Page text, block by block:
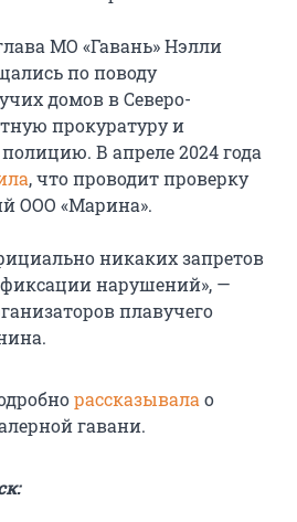
МО «Гавань» Нэлли
по поводу
домов в Северо-
прокуратуру и
В апреле 2024 года
, что проводит проверку
ООО «Марина».
никаких запретов
нарушений», —
плавучего
рассказывала о
гавани.